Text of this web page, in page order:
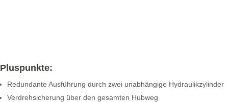
Pluspunkte:
Redundante Ausführung durch zwei unabhängige Hydraulikzylinder
Verdrehsicherung über den gesamten Hubweg